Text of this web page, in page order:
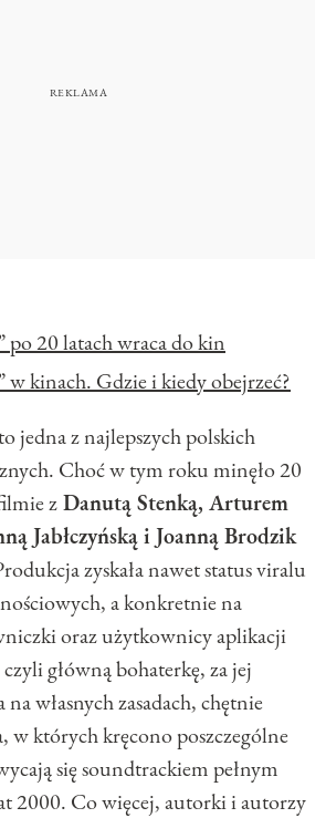
20 latach wraca do kin
kinach. Gdzie i kiedy obejrzeć?
jedna z najlepszych polskich
Choć w tym roku minęło 20
zDanutą Stenką, Arturem
Jabłczyńską i Joanną Brodzik
zyskała nawet status viralu
a konkretnie na
oraz użytkownicy aplikacji
główną bohaterkę, za jej
własnych zasadach, chętnie
w których kręcono poszczególne
się soundtrackiem pełnym
2000. Co więcej, autorki i autorzy